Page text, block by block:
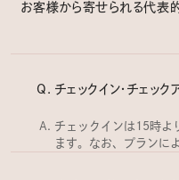
お客様から寄せられる代表
チェックイン・チェッ
チェックインは15時よ
ます。なお、プランに